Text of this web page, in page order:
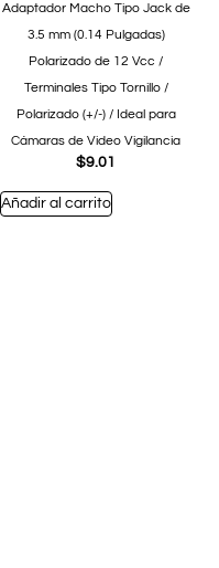
Adaptador Macho Tipo Jack de
3.5 mm (0.14 Pulgadas)
Polarizado de 12 Vcc /
Terminales Tipo Tornillo /
Polarizado (+/-) / Ideal para
Cámaras de Video Vigilancia
$9.01
Añadir al carrito